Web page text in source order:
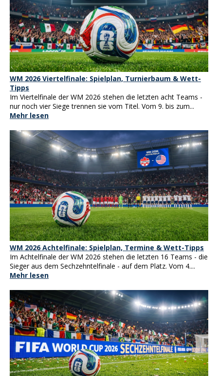
WM 2026 Viertelfinale: Spielplan, Turnierbaum & Wett-
Tipps
Im Viertelfinale der WM 2026 stehen die letzten acht Teams -
nur noch vier Siege trennen sie vom Titel. Vom 9. bis zum...
Mehr lesen
WM 2026 Achtelfinale: Spielplan, Termine & Wett-Tipps
Im Achtelfinale der WM 2026 stehen die letzten 16 Teams - die
Sieger aus dem Sechzehntelfinale - auf dem Platz. Vom 4....
Mehr lesen